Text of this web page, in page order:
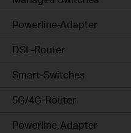
Powerline-Adapter
DSL-Router
Smart-Switches
5G/4G-Router
Powerline-Adapter